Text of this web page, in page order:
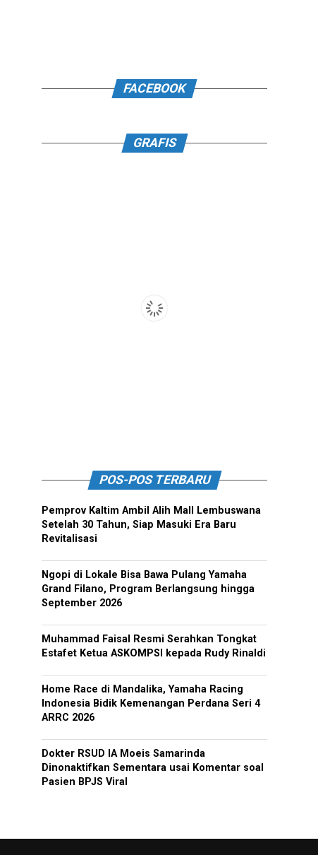
FACEBOOK
GRAFIS
POS-POS TERBARU
Pemprov Kaltim Ambil Alih Mall Lembuswana
Setelah 30 Tahun, Siap Masuki Era Baru
Revitalisasi
Ngopi di Lokale Bisa Bawa Pulang Yamaha
Grand Filano, Program Berlangsung hingga
September 2026
Muhammad Faisal Resmi Serahkan Tongkat
Estafet Ketua ASKOMPSI kepada Rudy Rinaldi
Home Race di Mandalika, Yamaha Racing
Indonesia Bidik Kemenangan Perdana Seri 4
ARRC 2026
Dokter RSUD IA Moeis Samarinda
Dinonaktifkan Sementara usai Komentar soal
Pasien BPJS Viral